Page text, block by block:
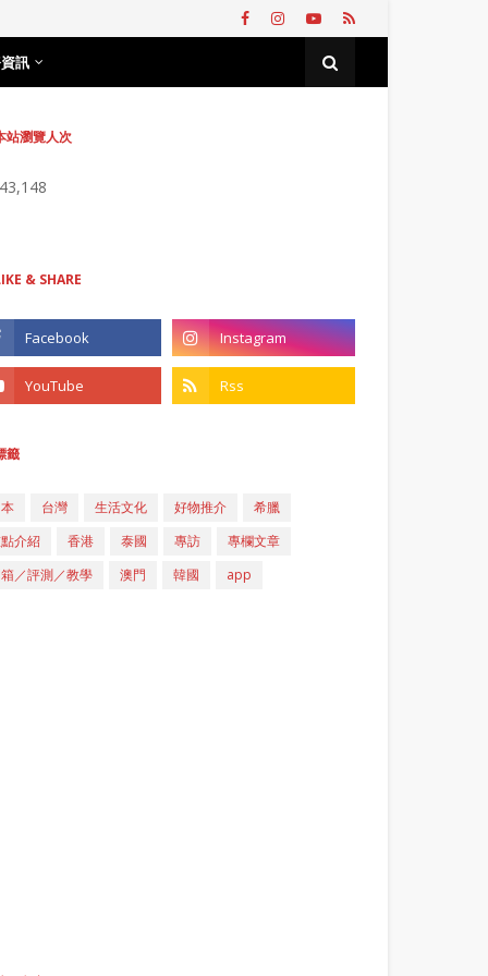
訊
站瀏覽人次
& SHARE
籤
台灣 生活文化 好物推介
希臘
介紹
香港 泰國 專訪
專欄文章
／評測／教學
澳門 韓國 app